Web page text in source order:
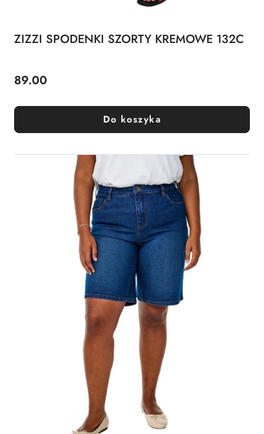
ZIZZI SPODENKI SZORTY KREMOWE 132C
Cena:
89.00
Do koszyka